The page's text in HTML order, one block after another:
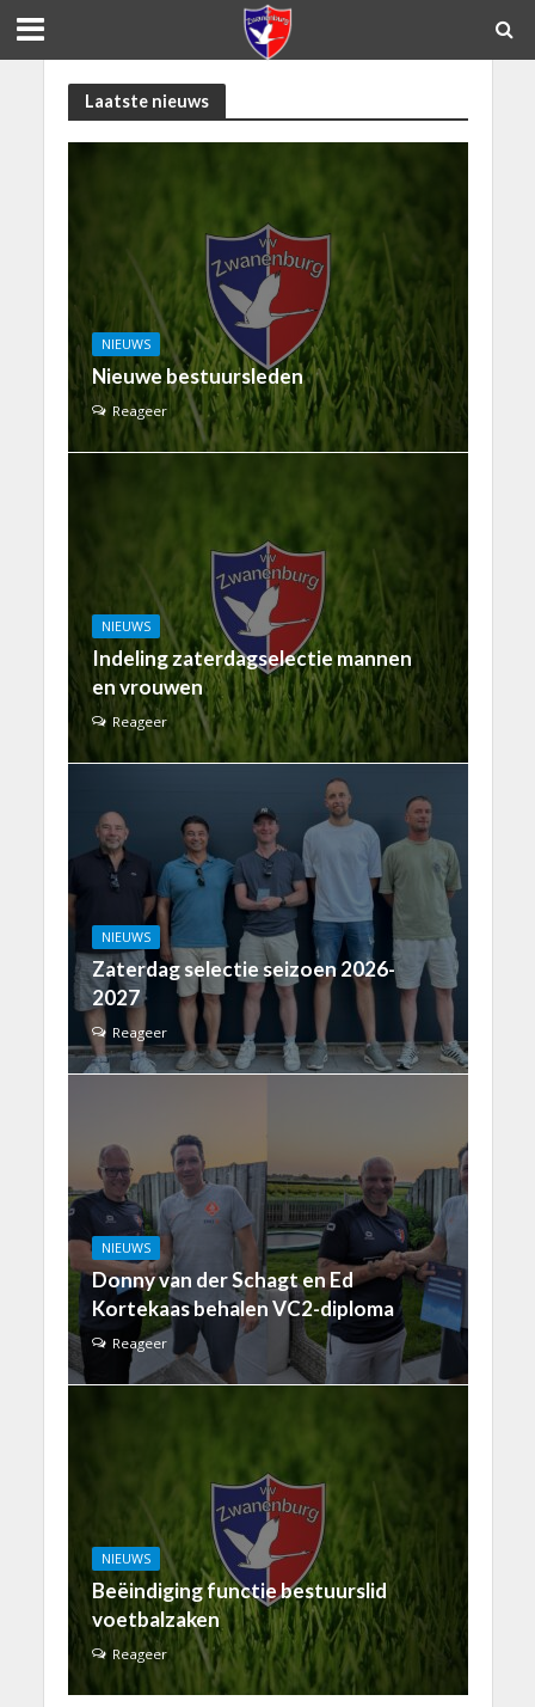
Laatste nieuws
NIEUWS
Nieuwe bestuursleden
Reageer
NIEUWS
Indeling zaterdagselectie mannen
en vrouwen
Reageer
NIEUWS
Zaterdag selectie seizoen 2026-
2027
Reageer
NIEUWS
Donny van der Schagt en Ed
Kortekaas behalen VC2-diploma
Reageer
NIEUWS
Beëindiging functie bestuurslid
voetbalzaken
Reageer